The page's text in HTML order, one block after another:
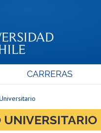
CARRERAS
UNIVERSITARIO